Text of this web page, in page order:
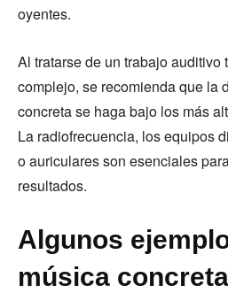
oyentes.
Al tratarse de un trabajo auditivo
complejo, se recomienda que la
concreta se haga bajo los más
La radiofrecuencia, los equipos
o auriculares son esenciales
resultados.
Algunos
música concreta